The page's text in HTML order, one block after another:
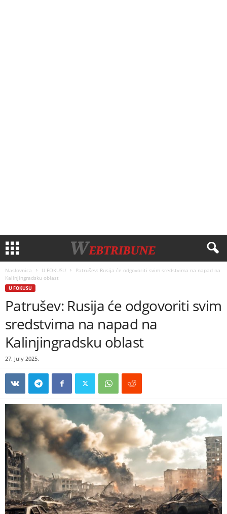
Naslovnica U FOKUSU
Patrušev: Rusija će odgovoriti svim sredstvima na napad na
Kalinjingradsku oblast
U FOKUSU
Patrušev: Rusija će odgovoriti svim
sredstvima na napad na
Kalinjingradsku oblast
27. July 2025.